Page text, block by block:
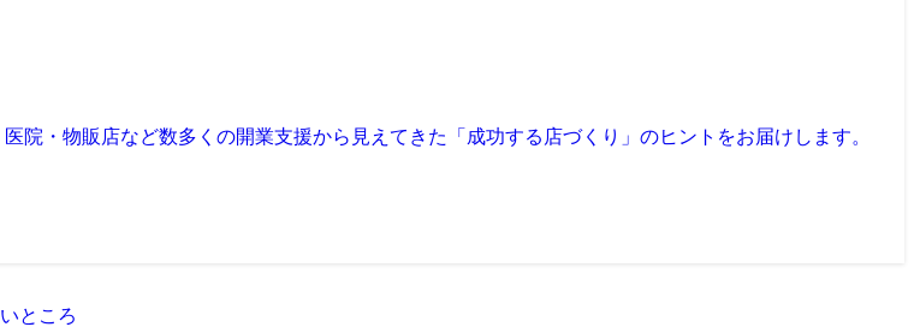
院・物販店など数多くの開業支援から見えてきた「成功する店づくり」のヒントをお届けします。
ところ